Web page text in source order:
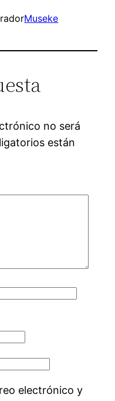
Museke
no será
están
electrónico y